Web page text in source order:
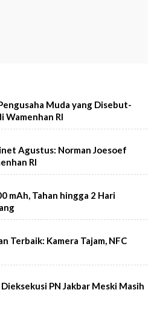
Muda yang Disebut-
Wamenhan RI
Agustus: Norman Joesoef
RI
mAh, Tahan hingga 2 Hari
Terbaik: Kamera Tajam, NFC
PN Jakbar Meski Masih